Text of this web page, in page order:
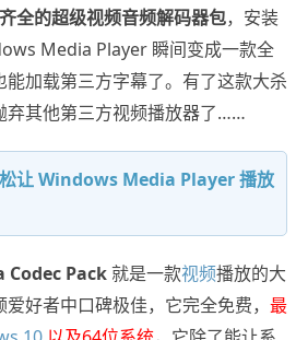
全的超级视频音频解码器包，安装
Media Player 瞬间变成一款全
能加载第三方字幕了。有了这款大杀
弃其他第三方视频播放器了……
让 Windows Media Player 播放
Codec Pack就是一款视频播放的大
好者中口碑极佳，它完全免费， 最